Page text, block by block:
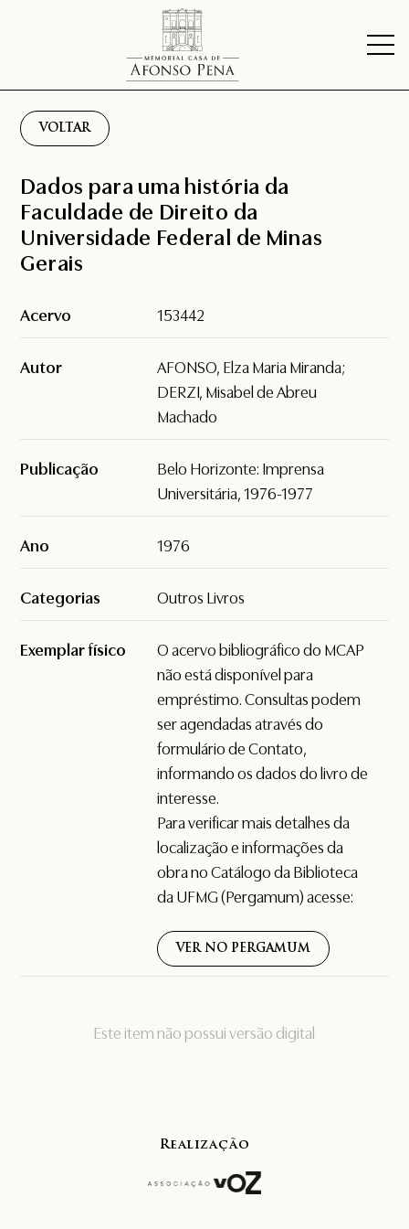
VOLTAR
Este item não possui versão digital
Dados para uma história da
Faculdade de Direito da
Universidade Federal de Minas
Gerais
Acervo 153442
Autor
AFONSO, Elza Maria Miranda;
DERZI, Misabel de Abreu
Machado
Publicação
Belo Horizonte: Imprensa
Universitária, 1976-1977
Ano 1976
Categorias Outros Livros
Exemplar físico
O acervo bibliográfico do MCAP
não está disponível para
empréstimo. Consultas podem
ser agendadas através do
formulário deContato,
informando os dados do livro de
interesse.
Para verificar mais detalhes da
localização e informações da
obra no Catálogo da Biblioteca
da UFMG (Pergamum) acesse:
VER NO PERGAMUM
Realização